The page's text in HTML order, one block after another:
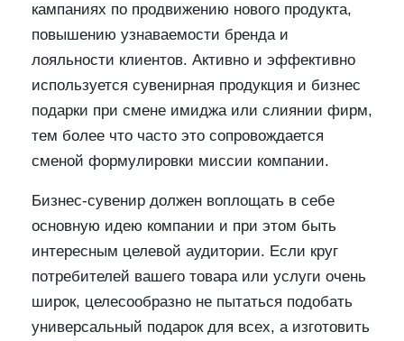
кампаниях по продвижению нового продукта,
повышению узнаваемости бренда и
лояльности клиентов. Активно и эффективно
используется сувенирная продукция и бизнес
подарки при смене имиджа или слиянии фирм,
тем более что часто это сопровождается
сменой формулировки миссии компании.
Бизнес-сувенир должен воплощать в себе
основную идею компании и при этом быть
интересным целевой аудитории. Если круг
потребителей вашего товара или услуги очень
широк, целесообразно не пытаться подобать
универсальный подарок для всех, а изготовить